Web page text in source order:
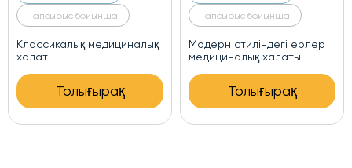
Тапсырыс бойынша
Классикалық медициналық
халат
Толығырақ
Тапсырыс бойынша
Модерн стиліндегі ерлер
медициналық халаты
Толығырақ